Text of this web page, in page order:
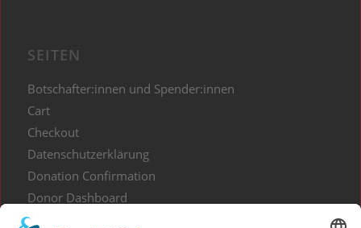
SEITEN
Botschafter:innen und Spender:innen
Cart
Checkout
Datenschutzerklärung
Donation Confirmation
Donor Dashboard
Events